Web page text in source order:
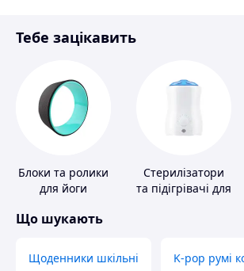
Матеріали для ремонту
Тебе зацікавить
Блоки та ролики
для йоги
Стерилізатори
та підігрівачі для
Що шукають
Щоденники шкільні K-pop румі